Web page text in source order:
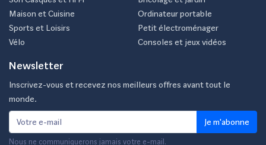
Maison et Cuisine
Sports et Loisirs
Vélo
Ordinateur portable
Petit électroménager
Consoles et jeux vidéos
Newsletter
Inscrivez-vous et recevez nos meilleurs offres avant tout le
monde.
Je m'abonne
Nous ne communiquerons jamais votre e-mail.